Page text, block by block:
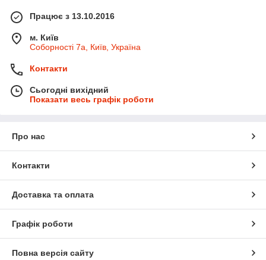
Працює з 13.10.2016
м. Київ
Соборності 7а, Київ, Україна
Контакти
Сьогодні вихідний
Показати весь графік роботи
Про нас
Контакти
Доставка та оплата
Графік роботи
Повна версія сайту